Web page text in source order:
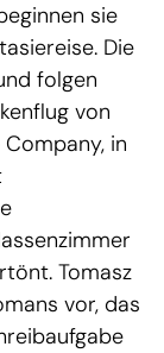
sie
Die
folgen
von
in
Tomasz
vor, das